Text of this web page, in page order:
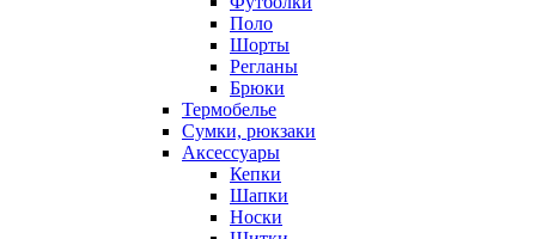
Поло
Шорты
Регланы
Брюки
Термобелье
Сумки, рюкзаки
Аксессуары
Кепки
Шапки
Носки